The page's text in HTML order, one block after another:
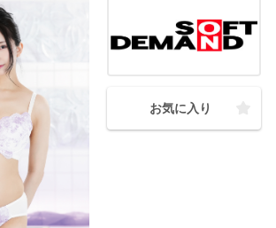
お気に入り